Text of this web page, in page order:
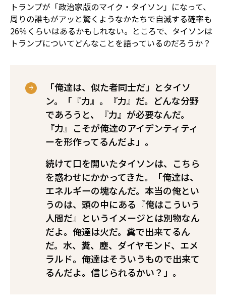
トランプが「政治家版のマイク・タイソン」になって、
周りの誰もがアッと驚くようなかたちで自滅する確率も
26％くらいはあるかもしれない。ところで、タイソンは
トランプについてどんなことを語っているのだろうか？
「俺達は、似た者同士だ」とタイソ
ン。「『力』。『力』だ。どんな分野
であろうと、『力』が必要なんだ。
『力』こそが俺達のアイデンティティ
ーを形作ってるんだよ」。
続けて口を開いたタイソンは、こちら
を惑わせにかかってきた。「俺達は、
エネルギーの塊なんだ。本当の俺とい
うのは、頭の中にある『俺はこういう
人間だ』というイメージとは別物なん
だよ。俺達は火だ。糞で出来てるん
だ。水、糞、塵、ダイヤモンド、エメ
ラルド。俺達はそういうもので出来て
るんだよ。信じられるかい？」。